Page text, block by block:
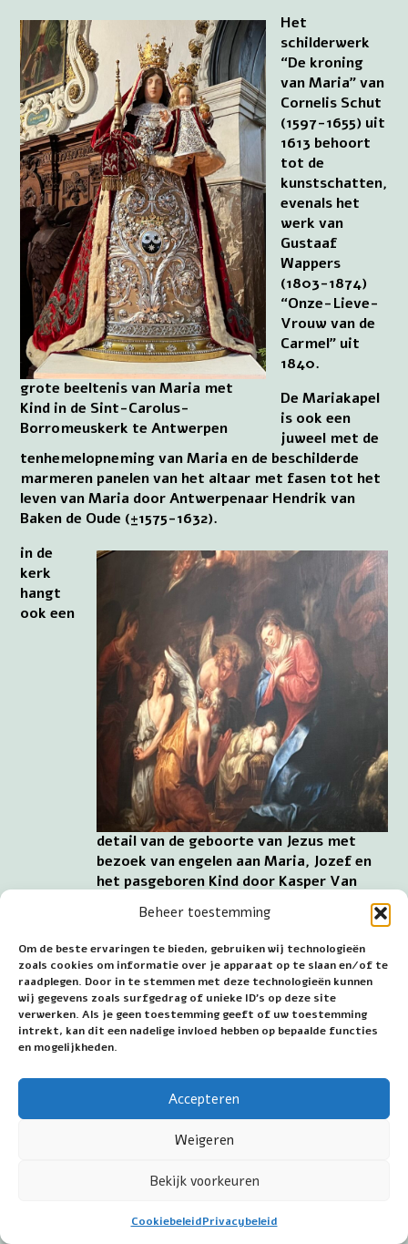
Beheer toestemming
Om de beste ervaringen te bieden, gebruiken wij technologieën
zoals cookies om informatie over je apparaat op te slaan en/of te
raadplegen. Door in te stemmen met deze technologieën kunnen
wij gegevens zoals surfgedrag of unieke ID's op deze site
verwerken. Als je geen toestemming geeft of uw toestemming
intrekt, kan dit een nadelige invloed hebben op bepaalde functies
en mogelijkheden.
Accepteren
Weigeren
Bekijk voorkeuren
CookiebeleidPrivacybeleid
grote beeltenis van Maria met
Kind in de Sint-Carolus-
Borromeuskerk te Antwerpen
Het
schilderwerk
“De kroning
van Maria” van
Cornelis Schut
(1597-1655) uit
1613 behoort
tot de
kunstschatten,
evenals het
werk van
Gustaaf
Wappers
(1803-1874)
“Onze-Lieve-
Vrouw van de
Carmel” uit
1840.
De Mariakapel
is ook een
juweel met de
tenhemelopneming van Maria en de beschilderde
marmeren panelen van het altaar met fasen tot het
leven van Maria door Antwerpenaar Hendrik van
Baken de Oude (±1575-1632).
detail van de geboorte van Jezus met
bezoek van engelen aan Maria, Jozef en
het pasgeboren Kind door Kasper Van
in de
kerk
hangt
ook een
Jongere (1660-1714). Het toont de geboorte van
Jezus, met het bezoek van engel aan Maria, Jozef en
de pasgeboren Jezus.
Het bezoek van de engel Gabriël aan Maria is een
schilderwerk van Van der Borght uit 1811.